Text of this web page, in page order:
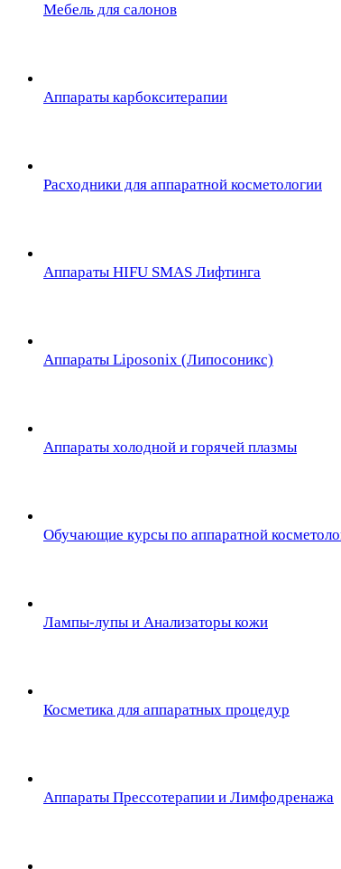
Мебель для салонов
Аппараты карбокситерапии
Расходники для аппаратной косметологии
Аппараты HIFU SMAS Лифтинга
Аппараты Liposonix (Липосоникс)
Аппараты холодной и горячей плазмы
Обучающие курсы по аппаратной
Лампы-лупы и Анализаторы кожи
Косметика для аппаратных процедур
Аппараты Прессотерапии и Лимфодренажа